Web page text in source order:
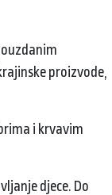
proizvode,
i krvavim
djece. Do